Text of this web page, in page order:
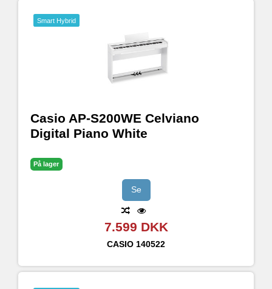
Smart Hybrid
Casio AP-S200WE Celviano
Digital Piano White
På lager
Se
7.599 DKK
CASIO 140522